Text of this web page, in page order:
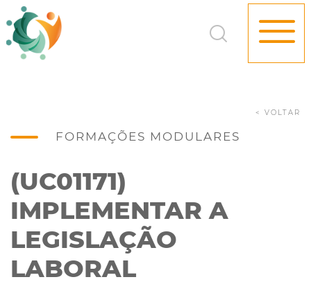
FORMAÇÕES MODULARES
< VOLTAR
(UC01171)
IMPLEMENTAR A
LEGISLAÇÃO
LABORAL